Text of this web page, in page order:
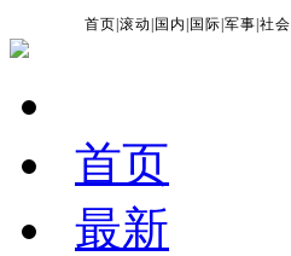
首页 |滚动 国内 国际 |军事 |社会
首页
最新